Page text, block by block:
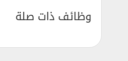
وظائف ذات صلة